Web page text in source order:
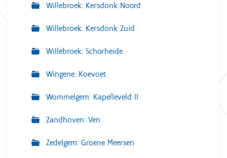
Willebroek: Kersdonk Noord
Willebroek: Kersdonk Zuid
Willebroek: Schorheide
Wingene: Koevoet
Wommelgem: Kapelleveld II
Zandhoven: Ven
Zedelgem: Groene Meersen